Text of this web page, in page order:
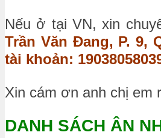
Nếu ở tại VN, xin
Trần Văn Đang, P. 9,
tài khoản:
Xin cám ơn anh chị em
DANH SÁCH ÂN